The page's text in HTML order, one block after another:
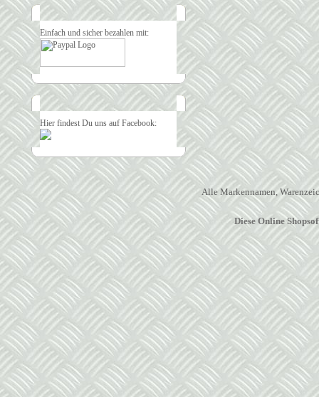
Einfach und sicher bezahlen mit:
Hier findest Du uns auf Facebook:
Alle Markennamen,
Diese Online